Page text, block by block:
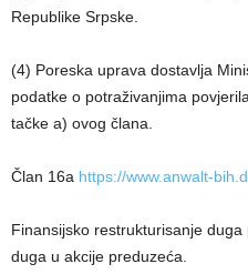
Republike Srpske.
(4) Poreska uprava dostavlja
podatke o potraživanjima
tačke a) ovog člana.
Član 16a https://www.anwalt-
Finansijsko restrukturisanje
duga u akcije preduzeća.